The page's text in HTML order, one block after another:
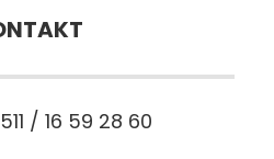
/ 16 59 28 60